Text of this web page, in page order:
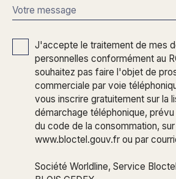
Votre message
J'accepte le traitement de mes
personnelles conformément au
souhaitez pas faire l'objet de
commerciale par voie
vous inscrire gratuitement sur la
démarchage téléphonique,
du code de la consommation,
www.bloctel.gouv.fr ou par
Société Worldline, Service Bloctel,